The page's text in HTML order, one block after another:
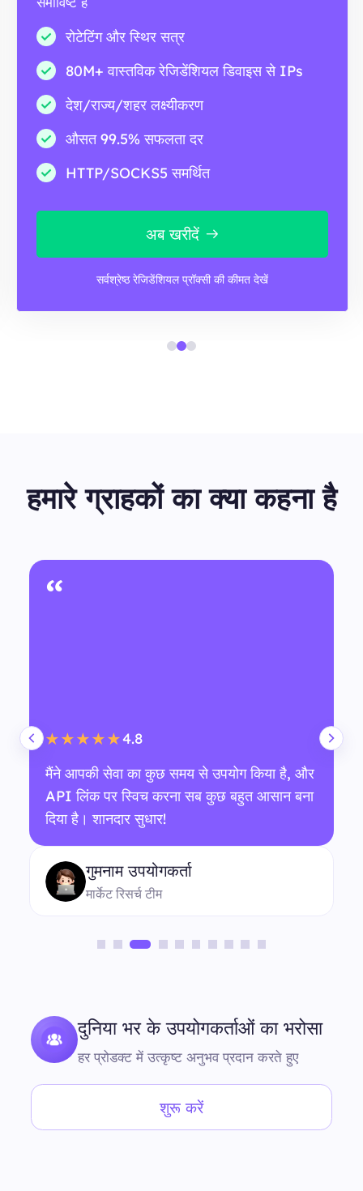
रोटेटिंग और स्थिर सत्र
80M+ वास्तविक रेजिडेंशियल डिवाइस से IPs
देश/राज्य/शहर लक्ष्यीकरण
औसत 99.5% सफलता दर
HTTP/SOCKS5 समर्थित
अब खरीदें
सर्वश्रेष्ठ रेजिडेंशियल प्रॉक्सी की कीमत देखें
हमारे ग्राहकों का क्या कहना है
“
★★★★★4.8
मैंने आपकी सेवा का कुछ समय से उपयोग किया है, और
API लिंक पर स्विच करना सब कुछ बहुत आसान बना
दिया है। शानदार सुधार!
गुमनाम उपयोगकर्ता
मार्केट रिसर्च टीम
दुनिया भर के उपयोगकर्ताओं का भरोसा
हर प्रोडक्ट में उत्कृष्ट अनुभव प्रदान करते हुए
शुरू करें